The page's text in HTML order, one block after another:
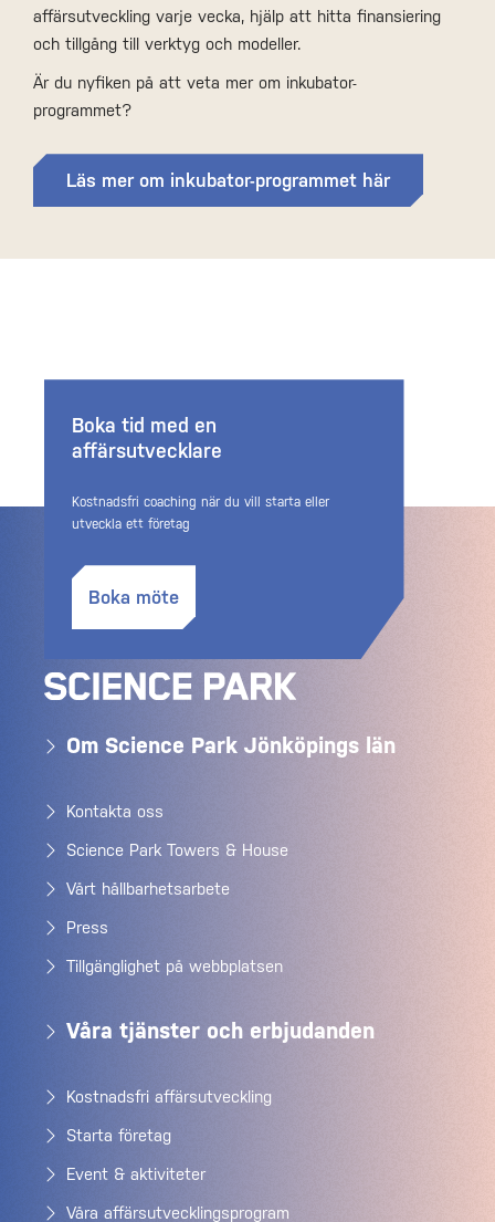
affärsutveckling varje vecka, hjälp att hitta finansiering
och tillgång till verktyg och modeller.
Är du nyfiken på att veta mer om inkubator-
programmet?
Läs mer om inkubator-programmet här
Boka tid med en
affärsutvecklare
Kostnadsfri coaching när du vill starta eller
utveckla ett företag
Boka möte
Om Science Park Jönköpings län
Kontakta oss
Science Park Towers & House
Vårt hållbarhetsarbete
Press
Tillgänglighet på webbplatsen
Våra tjänster och erbjudanden
Kostnadsfri affärsutveckling
Starta företag
Event & aktiviteter
Våra affärsutvecklingsprogram